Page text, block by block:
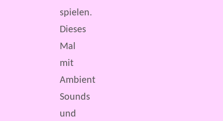
spielen.
Dieses
Mal
mit
Ambient
Sounds
und